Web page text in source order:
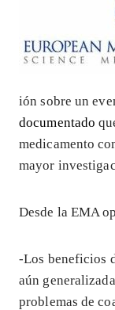
ión sobre un
documentado
medicamento
mayor
Desde la EMA
-Los beneficios
aún
problemas de